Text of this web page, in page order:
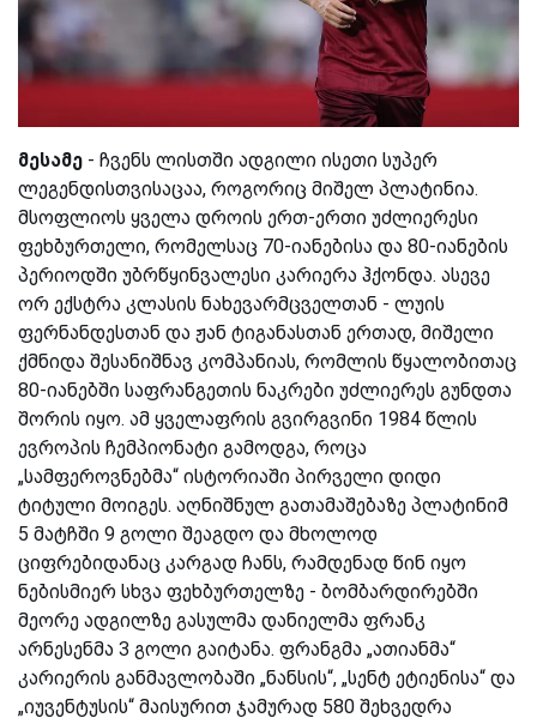
მესამე - ჩვენს ლისთში ადგილი ისეთი სუპერ
ლეგენდისთვისაცაა, როგორიც მიშელ პლატინია.
მსოფლიოს ყველა დროის ერთ-ერთი უძლიერესი
ფეხბურთელი, რომელსაც 70-იანებისა და 80-იანების
პერიოდში უბრწყინვალესი კარიერა ჰქონდა. ასევე
ორ ექსტრა კლასის ნახევარმცველთან - ლუის
ფერნანდესთან და ჟან ტიგანასთან ერთად, მიშელი
ქმნიდა შესანიშნავ კომპანიას, რომლის წყალობითაც
80-იანებში საფრანგეთის ნაკრები უძლიერეს გუნდთა
შორის იყო. ამ ყველაფრის გვირგვინი 1984 წლის
ევროპის ჩემპიონატი გამოდგა, როცა
„სამფეროვნებმა“ ისტორიაში პირველი დიდი
ტიტული მოიგეს. აღნიშნულ გათამაშებაზე პლატინიმ
5 მატჩში 9 გოლი შეაგდო და მხოლოდ
ციფრებიდანაც კარგად ჩანს, რამდენად წინ იყო
ნებისმიერ სხვა ფეხბურთელზე - ბომბარდირებში
მეორე ადგილზე გასულმა დანიელმა ფრანკ
არნესენმა 3 გოლი გაიტანა. ფრანგმა „ათიანმა“
კარიერის განმავლობაში „ნანსის“, „სენტ ეტიენისა“ და
„იუვენტუსის“ მაისურით ჯამურად 580 შეხვედრა